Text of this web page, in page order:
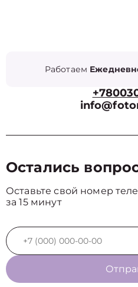
Работаем
Остались
Оставьте свой номер
за 15 минут